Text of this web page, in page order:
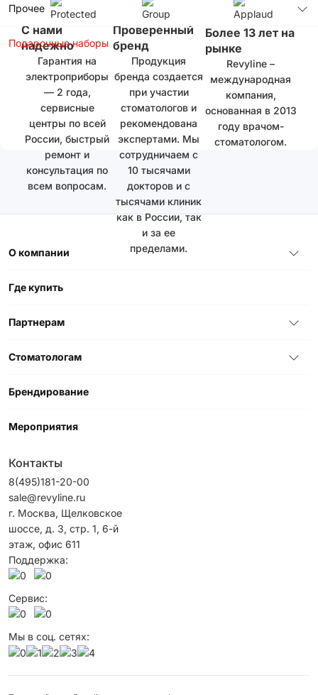
Прочее
Подарочные наборы
С нами
надежно
Гарантия на
электроприборы
— 2 года,
сервисные
центры по всей
России, быстрый
ремонт и
консультация по
всем вопросам.
Проверенный
бренд
Продукция
бренда создается
при участии
стоматологов и
рекомендована
экспертами. Мы
сотрудничаем с
10 тысячами
докторов и с
тысячами клиник
как в России, так
и за ее
пределами.
Более 13 лет на
рынке
Revyline –
международная
компания,
основанная в 2013
году врачом-
стоматологом.
О компании
Где купить
Партнерам
Стоматологам
Брендирование
Мероприятия
Контакты
8(495)181-20-00
sale@revyline.ru
г. Москва, Щелковское
шоссе, д. 3, стр. 1, 6-й
этаж, офис 611
Поддержка:
Сервис:
Мы в соц. сетях: